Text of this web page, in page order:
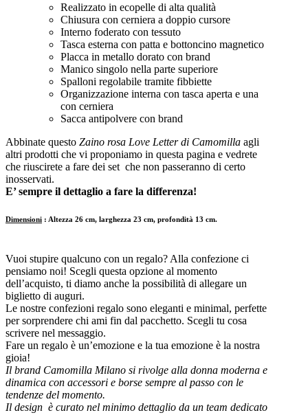
Realizzato in ecopelle di alta qualità
Chiusura con cerniera a doppio cursore
Interno foderato con tessuto
Tasca esterna con patta e bottoncino magnetico
Placca in metallo dorato con brand
Manico singolo nella parte superiore
Spalloni regolabile tramite fibbiette
Organizzazione interna con tasca aperta e una
con cerniera
Sacca antipolvere con brand
Abbinate questo Zaino rosa Love Letter di Camomilla agli
altri prodotti che vi proponiamo in questa pagina e vedrete
che riuscirete a fare dei set che non passeranno di certo
inosservati.
E’ sempre il dettaglio a fare la differenza!
Dimensioni : Altezza 26 cm, larghezza 23 cm, profondità 13 cm.
Vuoi stupire qualcuno con un regalo? Alla confezione ci
pensiamo noi! Scegli questa opzione al momento
dell’acquisto, ti diamo anche la possibilità di allegare un
biglietto di auguri.
Le nostre confezioni regalo sono eleganti e minimal, perfette
per sorprendere chi ami fin dal pacchetto. Scegli tu cosa
scrivere nel messaggio.
Fare un regalo è un’emozione e la tua emozione è la nostra
gioia!
Il brand Camomilla Milano si rivolge alla donna moderna e
dinamica con accessori e borse sempre al passo con le
tendenze del momento.
Il design è curato nel minimo dettaglio da un team dedicato